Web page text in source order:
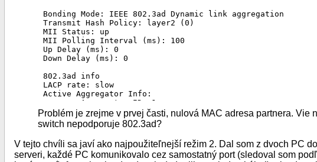
Bonding Mode: IEEE 802.3ad Dynamic link aggregation
Transmit Hash Policy: layer2 (0)
MII Status: up
MII Polling Interval (ms): 100
Up Delay (ms): 0
Down Delay (ms): 0
802.3ad info
LACP rate: slow
Active Aggregator Info:
        Aggregator ID: 1
        Number of ports: 1
        Actor Key: 17
        Partner Key: 1
        Partner Mac Address: 00:00:00:00:00:00
Slave Interface: eth1
Problém je zrejme v prvej časti, nulová MAC adresa partnera. Vie
switch nepodporuje 802.3ad?
V tejto chvíli sa javí ako najpoužiteľnejší režim 2. Dal som z dvoch PC
serveri, každé PC komunikovalo cez samostatný port (sledoval som